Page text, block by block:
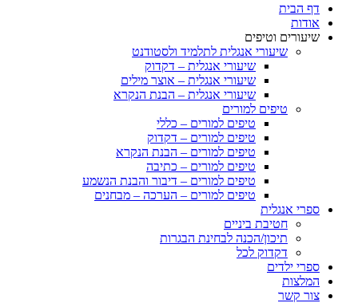
דף הבית
אודות
שיעורים וטיפים
שיעורי אנגלית לתלמיד ולסטודנט
שיעורי אנגלית – דקדוק
שיעורי אנגלית – אוצר מילים
שיעורי אנגלית – הבנת הנקרא
טיפים למורים
טיפים למורים – כללי
טיפים למורים – דקדוק
טיפים למורים – הבנת הנקרא
טיפים למורים – כתיבה
טיפים למורים – דיבור והבנת הנשמע
טיפים למורים – הערכה – מבחנים
ספרי אנגלית
חטיבת ביניים
תיכון/הכנה לבחינת הבגרות
דקדוק לכל
ספרי ילדים
המלצות
צור קשר